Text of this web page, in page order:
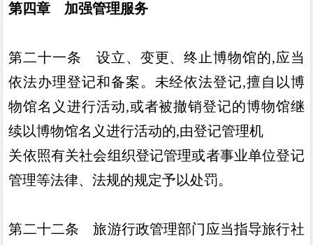
第四章 加强管理服务
第二十一条 设立 、 变更、终止博物馆的,应当
依法办理登记和备案。 未经依法登记,擅自以博
物馆名义进行活动,或者被撤销登记的博物馆继
续以博物馆名义进行活动的,由登记管理机
关依照有关社会组织登记管理或者事业单位登记
管理等法律、法规的规定予以处罚。
第二十二条旅游行政管理部门应当指导旅行社